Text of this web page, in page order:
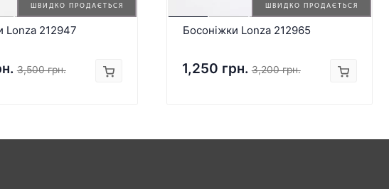
ШВИДКО ПРОДАЄТЬСЯ
Lonza 212947
3,500 грн.
ШВИДКО ПРОДАЄТЬСЯ
Босоніжки Lonza 212965
1,250 грн. 3,200 грн.